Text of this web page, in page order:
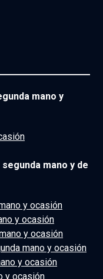
mano y
mano y de
y ocasión
y ocasión
y ocasión
mano y ocasión
y ocasión
y ocasión